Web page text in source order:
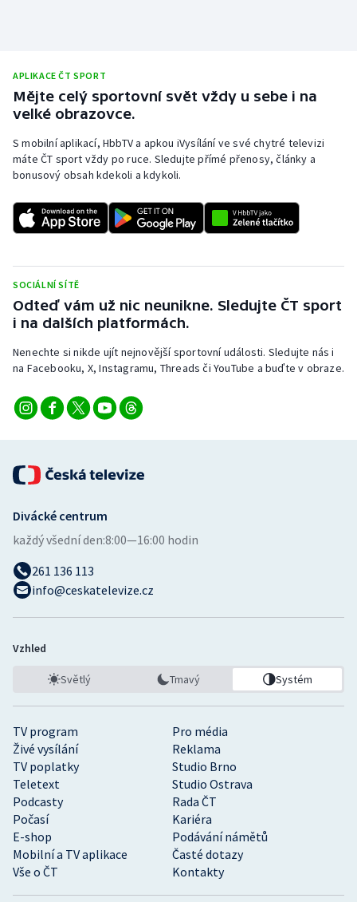
APLIKACE ČT SPORT
Mějte celý sportovní svět vždy u sebe i na
velké obrazovce.
S mobilní aplikací, HbbTV a apkou iVysílání ve své chytré televizi
máte ČT sport vždy po ruce. Sledujte přímé přenosy, články a
bonusový obsah kdekoli a kdykoli.
SOCIÁLNÍ SÍTĚ
Odteď vám už nic neunikne. Sledujte ČT sport
i na dalších platformách.
Nenechte si nikde ujít nejnovější sportovní události. Sledujte nás i
na Facebooku, X, Instagramu, Threads či YouTube a buďte v obraze.
TV program
Pro média
Živé vysílání
Reklama
TV poplatky
Studio Brno
Teletext
Studio Ostrava
Podcasty
Rada ČT
Počasí
Kariéra
E-shop
Podávání námětů
Mobilní a TV aplikace
Časté dotazy
Vše o ČT
Kontakty
Divácké centrum
každý všední den:8:00—16:00 hodin
261 136 113
info@ceskatelevize.cz
Vzhled
Světlý Tmavý Systém